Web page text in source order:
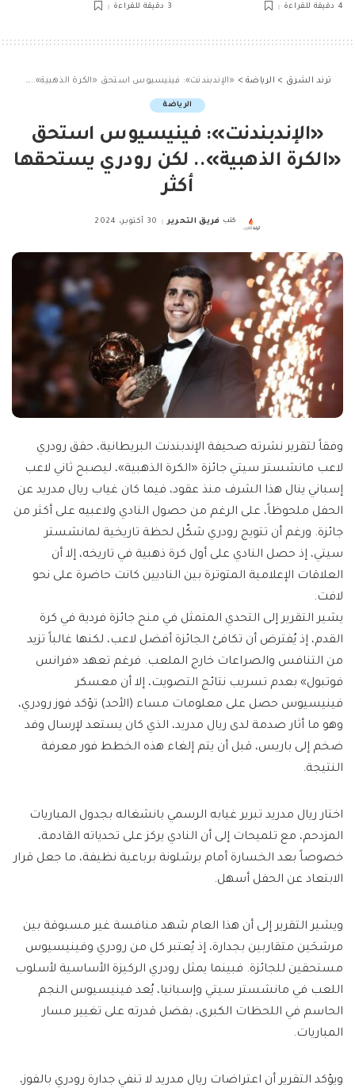
4 دقيقة للقراءة 3 دقيقة للقراءة
ترند الشرق > الرياضة> «الإندبندنت»: فينيسيوس استحق «الكرة الذهبية».. لكن رودري يستحقها أكثر
الرياضة
«الإندبندنت»: فينيسيوس استحق
«الكرة الذهبية».. لكن رودري يستحقها
أكثر
Posted
كتب فريق التحرير 30 أكتوبر، 2024
وفقاً لتقرير نشرته صحيفة الإندبندنت البريطانية، حقق رودري
لاعب مانشستر سيتي جائزة «الكرة الذهبية»، ليصبح ثاني لاعب
إسباني ينال هذا الشرف منذ عقود، فيما كان غياب ريال مدريد عن
الحفل ملحوظاً، على الرغم من حصول النادي ولاعبيه على أكثر من
جائزة. ورغم أن تتويج رودري شكّل لحظة تاريخية لمانشستر
سيتي، إذ حصل النادي على أول كرة ذهبية في تاريخه، إلا أن
العلاقات الإعلامية المتوترة بين الناديين كانت حاضرة على نحو
لافت.
يشير التقرير إلى التحدي المتمثل في منح جائزة فردية في كرة
القدم، إذ يُفترض أن تكافئ الجائزة أفضل لاعب، لكنها غالباً تزيد
من التنافس والصراعات خارج الملعب. فرغم تعهد «فرانس
فوتبول» بعدم تسريب نتائج التصويت، إلا أن معسكر
فينيسيوس حصل على معلومات مساء (الأحد) تؤكد فوز رودري،
وهو ما أثار صدمة لدى ريال مدريد، الذي كان يستعد لإرسال وفد
ضخم إلى باريس، قبل أن يتم إلغاء هذه الخطط فور معرفة
النتيجة.
اختار ريال مدريد تبرير غيابه الرسمي بانشغاله بجدول المباريات
المزدحم، مع تلميحات إلى أن النادي يركز على تحدياته القادمة،
خصوصاً بعد الخسارة أمام برشلونة برباعية نظيفة، ما جعل قرار
الابتعاد عن الحفل أسهل.
ويشير التقرير إلى أن هذا العام شهد منافسة غير مسبوقة بين
مرشحَين متقاربين بجدارة، إذ يُعتبر كل من رودري وفينيسيوس
مستحقين للجائزة. فبينما يمثل رودري الركيزة الأساسية لأسلوب
اللعب في مانشستر سيتي وإسبانيا، يُعد فينيسيوس النجم
الحاسم في اللحظات الكبرى، بفضل قدرته على تغيير مسار
المباريات.
ويؤكد التقرير أن اعتراضات ريال مدريد لا تنفي جدارة رودري بالفوز،